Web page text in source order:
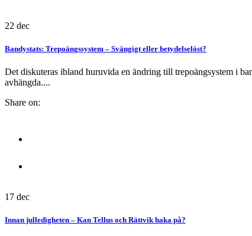
22 dec
Bandystats: Trepoängssystem – Svängigt eller betydelselöst?
Det diskuteras ibland huruvida en ändring till trepoängsystem i
avhängda....
Share on:
17 dec
Innan julledigheten – Kan Tellus och Rättvik haka på?